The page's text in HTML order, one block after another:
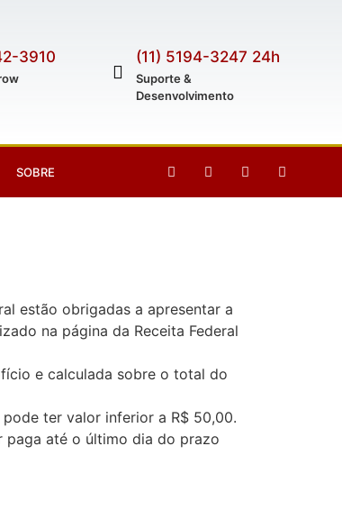
3910 (11) 5194-3247 24h
Suporte &
Desenvolvimento
SOBRE
estão obrigadas a apresentar a
na página da Receita Federal
e calculada sobre o total do
ter valor inferior a R$ 50,00.
paga até o último dia do prazo